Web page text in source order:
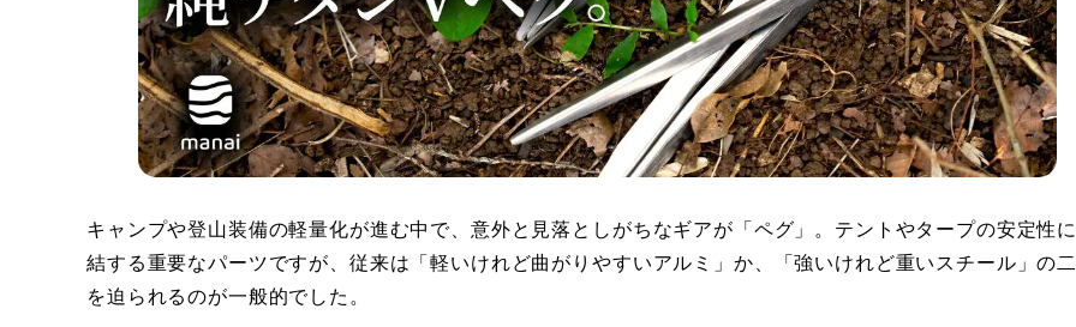
キャンプや登山装備の軽量化が進む中で、意外と見落としがちなギアが「ペグ」。テントやタープの安定性
結する重要なパーツですが、従来は「軽いけれど曲がりやすいアルミ」か、「強いけれど重いスチール」の
を迫られるのが一般的でした。